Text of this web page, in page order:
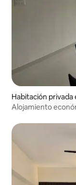
Habitación privada
Alojamiento